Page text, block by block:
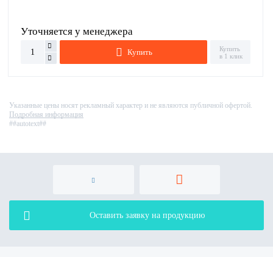
Уточняется у менеджера
Купить
Купить
в 1 клик
Указанные цены носят рекламный характер и не являются публичной офертой.
Подробная информация
##autotext##
Оставить заявку на продукцию